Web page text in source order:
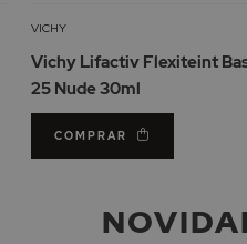
Lista
Desejos
VICHY
Vichy Lifactiv Flexiteint
25 Nude 30ml
COMPRAR